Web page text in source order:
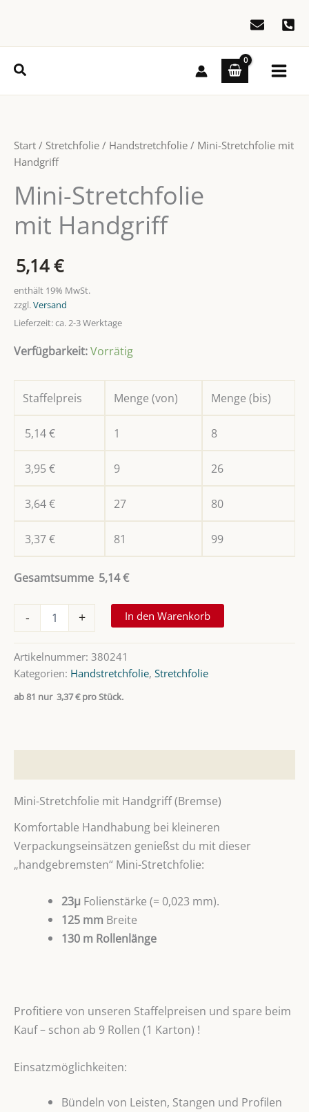
springen
Suchen
Start / Stretchfolie / Handstretchfolie / Mini-Stretchfolie mit
Handgriff
Mini-Stretchfolie
mit Handgriff
5,14€
enthält 19% MwSt.
zzgl.Versand
Lieferzeit: ca. 2-3 Werktage
Verfügbarkeit:Vorrätig
Staffelpreis Menge (von) Menge (bis)
5,14€ 1 8
3,95€ 9 26
3,64€ 27 80
3,37€ 81 99
Gesamtsumme 5,14€
-
Stretchfolie
Handgriff
Menge
+ In den Warenkorb
Artikelnummer: 380241
Kategorien: Handstretchfolie, Stretchfolie
ab 81 nur 3,37€pro Stück.
Mini-Stretchfolie mit Handgriff (Bremse)
Komfortable Handhabung bei kleineren
Verpackungseinsätzen genießst du mit dieser
„handgebremsten“ Mini-Stretchfolie:
23µ Folienstärke (= 0,023 mm).
125 mm Breite
130 m Rollenlänge
Profitiere von unseren Staffelpreisen und spare beim
Kauf – schon ab 9 Rollen (1 Karton) !
Einsatzmöglichkeiten:
Bündeln von Leisten, Stangen und Profilen